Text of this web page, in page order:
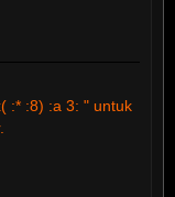
:* :8) :a 3: " untuk